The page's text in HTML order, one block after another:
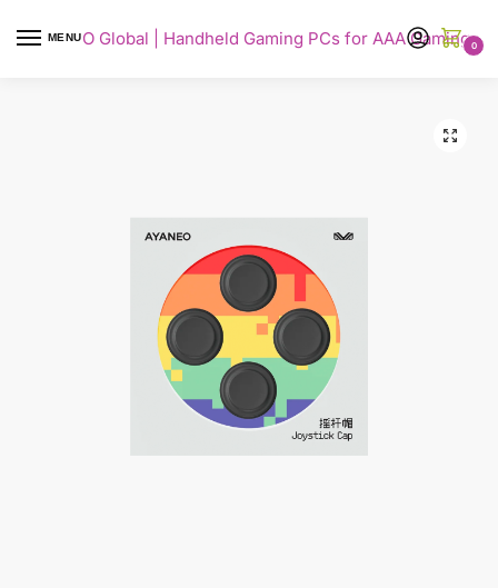
MENU
AYANEO Global | Handheld Gaming PCs for AAA Gaming0